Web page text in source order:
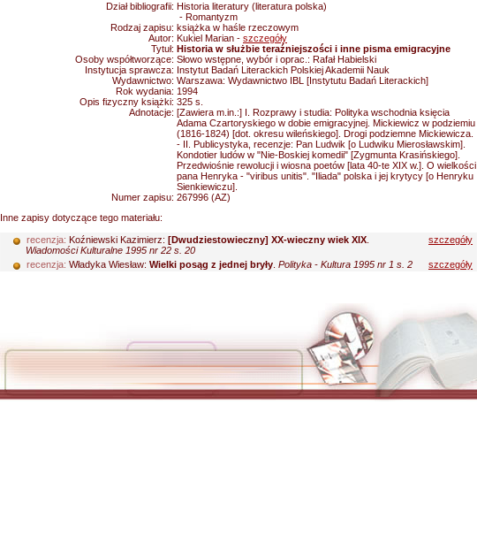
Dział bibliografii: Historia literatury (literatura polska)
- Romantyzm
Rodzaj zapisu: książka w haśle rzeczowym
Autor: Kukiel Marian - szczegóły
Tytuł: Historia w służbie teraźniejszości i inne pisma emigracyjne
Osoby współtworzące: Słowo wstępne, wybór i oprac.: Rafał Habielski
Instytucja sprawcza: Instytut Badań Literackich Polskiej Akademii Nauk
Wydawnictwo: Warszawa: Wydawnictwo IBL [Instytutu Badań Literackich]
Rok wydania: 1994
Opis fizyczny książki: 325 s.
Adnotacje: [Zawiera m.in.:] I. Rozprawy i studia: Polityka wschodnia księcia
Adama Czartoryskiego w dobie emigracyjnej. Mickiewicz w podziemiu
(1816-1824) [dot. okresu wileńskiego]. Drogi podziemne Mickiewicza.
- II. Publicystyka, recenzje: Pan Ludwik [o Ludwiku Mierosławskim].
Kondotier ludów w "Nie-Boskiej komedii" [Zygmunta Krasińskiego].
Przedwiośnie rewolucji i wiosna poetów [lata 40-te XIX w.]. O wielkości
pana Henryka - "viribus unitis". "Iliada" polska i jej krytycy [o Henryku
Sienkiewiczu].
Numer zapisu: 267996 (AZ)
Inne zapisy dotyczące tego materiału:
recenzja: Koźniewski Kazimierz: [Dwudziestowieczny] XX-wieczny wiek XIX
Wiadomości Kulturalne 1995 nr 22 s. 20
szczegóły
recenzja: Władyka Wiesław: Wielki posąg z jednej bryły Polityka - Kultura 1995 nr 1 s. 2 szczegóły